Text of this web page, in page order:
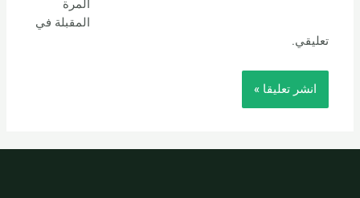
المرة
المقبلة في
تعليقي.